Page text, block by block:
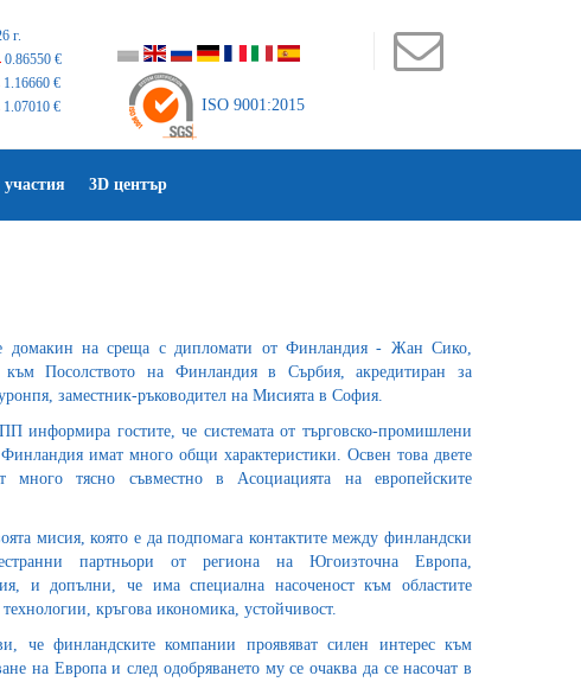
г.
0.86550 €
1.16660 €
1.07010 € ISO 9001:2015
3D център
домакин на среща с дипломати от Финландия - Жан Сико,
към Посолството на Финландия в Сърбия, акредитиран за
заместник-ръководител на Мисията в София.
информира гостите, че системата от търговско-промишлени
имат много общи характеристики. Освен това двете
много тясно съвместно в Асоциацията на европейските
мисия, която е да подпомага контактите между финландски
партньори от региона на Югоизточна Европа,
и допълни, че има специална насоченост към областите
кръгова икономика, устойчивост.
че финландските компании проявяват силен интерес към
на Европа и след одобряването му се очаква да се насочат в